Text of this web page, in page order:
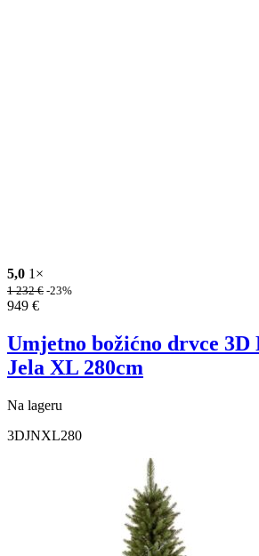
5,0 1×
1 232€ -23%
949 €
Umjetno božićno drvce 3D
Jela XL 280cm
Na lageru
3DJNXL280